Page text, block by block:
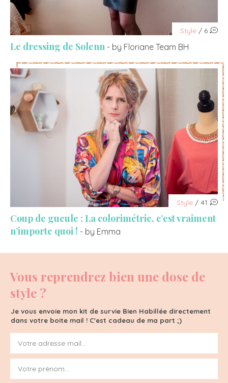
Style / 6
Le dressing de Solenn - by Floriane Team BH
Style / 41
Coup de gueule : La colorimétrie, c’est vraiment
n’importe quoi ! - by Emma
Vous reprendrez bien une dose de
style ?
Je vous envoie mon kit de survie Bien Habillée directement
dans votre boite mail ! C'est cadeau de ma part ;)